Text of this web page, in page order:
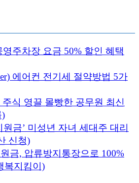
주차장 요금 50% 할인 혜택
에어컨 전기세 절약방법 5가
주식 영끌 몰빵한 공무원 최신
)
원금’ 미성년 자녀 세대주 대리
신청)
금, 압류방지통장으로 100%
복지킴이)